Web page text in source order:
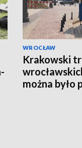
WROCŁAW
Krakowski
można było